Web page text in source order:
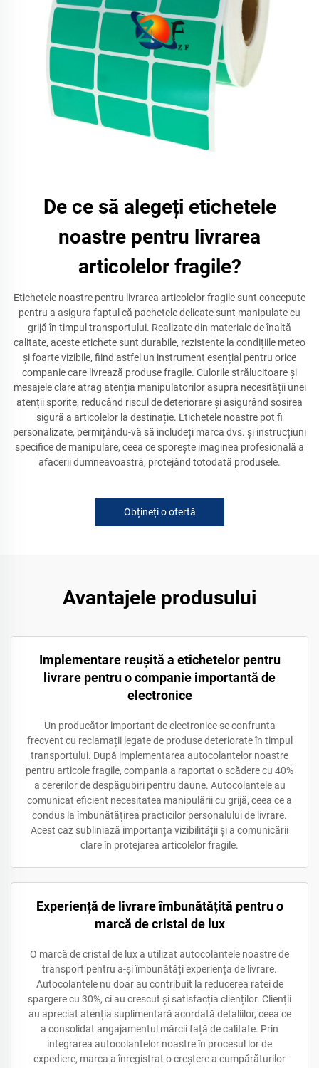
De ce să alegeți etichetele
noastre pentru livrarea
articolelor fragile?
Etichetele noastre pentru livrarea articolelor fragile sunt concepute
pentru a asigura faptul că pachetele delicate sunt manipulate cu
grijă în timpul transportului. Realizate din materiale de înaltă
calitate, aceste etichete sunt durabile, rezistente la condițiile meteo
și foarte vizibile, fiind astfel un instrument esențial pentru orice
companie care livrează produse fragile. Culorile strălucitoare și
mesajele clare atrag atenția manipulatorilor asupra necesității unei
atenții sporite, reducând riscul de deteriorare și asigurând sosirea
sigură a articolelor la destinație. Etichetele noastre pot fi
personalizate, permițându-vă să includeți marca dvs. și instrucțiuni
specifice de manipulare, ceea ce sporește imaginea profesională a
afacerii dumneavoastră, protejând totodată produsele.
Obțineți o ofertă
Avantajele produsului
Implementare reușită a etichetelor pentru
livrare pentru o companie importantă de
electronice
Un producător important de electronice se confrunta
frecvent cu reclamații legate de produse deteriorate în timpul
transportului. După implementarea autocolantelor noastre
pentru articole fragile, compania a raportat o scădere cu 40%
a cererilor de despăgubiri pentru daune. Autocolantele au
comunicat eficient necesitatea manipulării cu grijă, ceea ce a
condus la îmbunătățirea practicilor personalului de livrare.
Acest caz subliniază importanța vizibilității și a comunicării
clare în protejarea articolelor fragile.
Experiență de livrare îmbunătățită pentru o
marcă de cristal de lux
O marcă de cristal de lux a utilizat autocolantele noastre de
transport pentru a-și îmbunătăți experiența de livrare.
Autocolantele nu doar au contribuit la reducerea ratei de
spargere cu 30%, ci au crescut și satisfacția clienților. Clienții
au apreciat atenția suplimentară acordată detaliilor, ceea ce
a consolidat angajamentul mărcii față de calitate. Prin
integrarea autocolantelor noastre în procesul lor de
expediere, marca a înregistrat o creștere a cumpărăturilor